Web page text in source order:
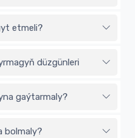
etmeli?
düzgünleri
gaýtarmaly?
bolmaly?